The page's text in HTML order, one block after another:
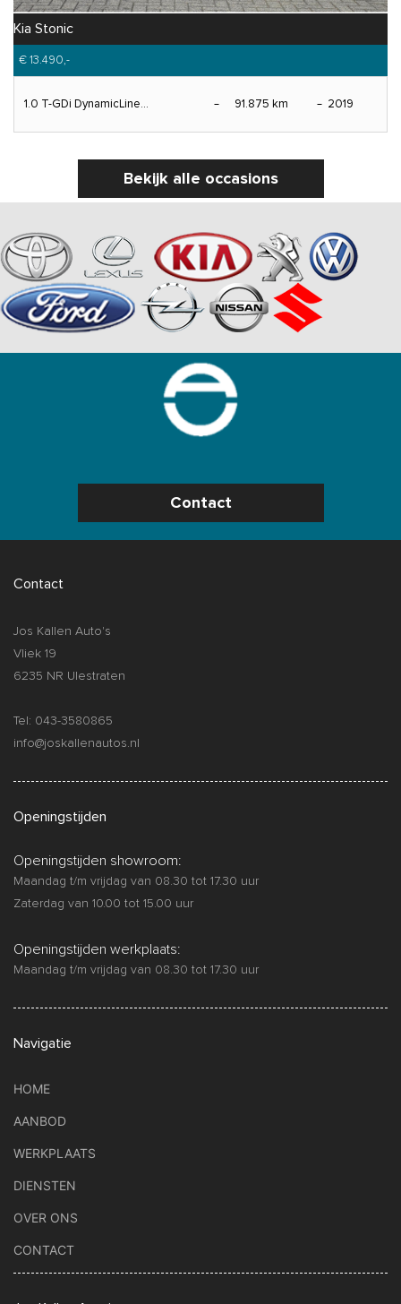
Kia Stonic
€ 13.490,-
1.0 T-GDi DynamicLine... 91.875 km 2019
Bekijk alle occasions
Contact
Contact
Jos Kallen Auto's
Vliek 19
6235 NR Ulestraten
Tel: 043-3580865
info@joskallenautos.nl
Openingstijden
Openingstijden showroom:
Maandag t/m vrijdag van 08.30 tot 17.30 uur
Zaterdag van 10.00 tot 15.00 uur
Openingstijden werkplaats:
Maandag t/m vrijdag van 08.30 tot 17.30 uur
Navigatie
HOME
AANBOD
WERKPLAATS
DIENSTEN
OVER ONS
CONTACT